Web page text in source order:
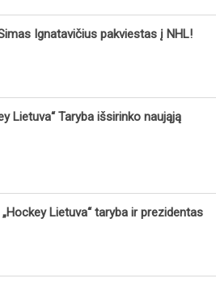
Ignatavičius pakviestas į NHL!
Lietuva“ Taryba išsirinko naująją
Lietuva“ taryba ir prezidentas